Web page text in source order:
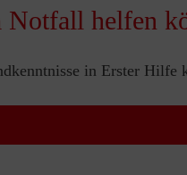
helfen
in Erster Hilfe